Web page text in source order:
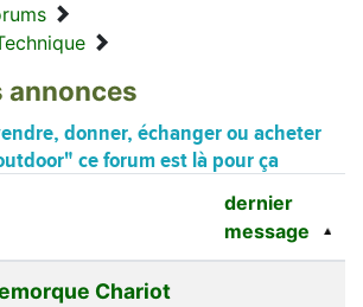
annonces
donner, échanger ou acheter
ce forum est là pour ça
dernier
message
Chariot